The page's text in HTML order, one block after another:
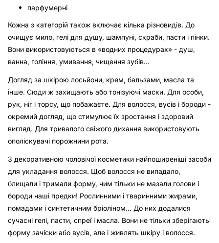
парфумерні
Кожна з категорій також включає кілька різновидів. До
очищує мило, гелі для душу, шампуні, скраби, пасти і пінки.
Вони використовуються в «водних процедурах» - душ,
ванна, гоління, умивання, чищення зубів...
Догляд за шкірою лосьйони, крем, бальзами, масла та
інше. Сюди ж захищають або тонізуючі маски. Для особи,
рук, ніг і торсу, що побажаєте. Для волосся, вусів і бороди -
окремий догляд, що стимулює їх зростання і здоровий
вигляд. Для тривалого свіжого дихання використовують
ополіскувачі порожнини рота.
З декоративною чоловічої косметики найпоширеніші засоби
для укладання волосся. Щоб волосся не випадало,
блищали і тримали форму, чим тільки не мазали голови і
бороди наші предки! Рослинними і тваринними жирами,
помадами і синтетичним бріоліном... До них додалися
сучасні гелі, пасти, спреї і масла. Вони не тільки зберігають
форму зачіски або вусів, але і живлять шкіру і волосся.